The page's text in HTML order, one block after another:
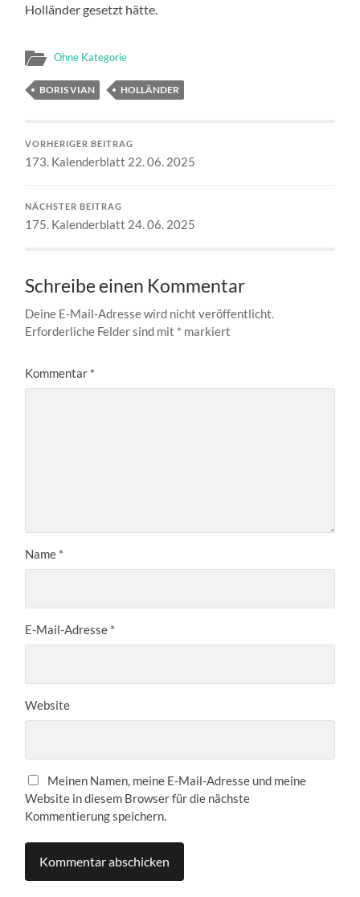
Holländer gesetzt hätte.
Ohne Kategorie
BORIS VIAN HOLLÄNDER
VORHERIGER BEITRAG
173. Kalenderblatt 22. 06. 2025
NÄCHSTER BEITRAG
175. Kalenderblatt 24. 06. 2025
Schreibe einen Kommentar
Deine E-Mail-Adresse wird nicht veröffentlicht.
Erforderliche Felder sind mit * markiert
Kommentar *
Name *
E-Mail-Adresse *
Website
Meinen Namen, meine E-Mail-Adresse und meine
Website in diesem Browser für die nächste
Kommentierung speichern.